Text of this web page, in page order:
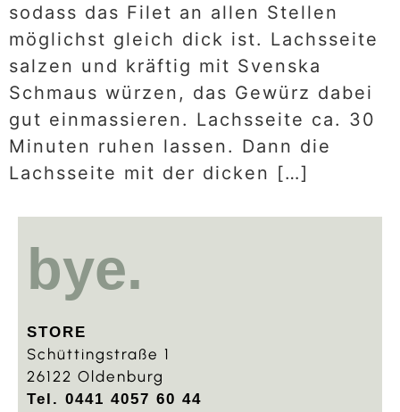
sodass das Filet an allen Stellen
möglichst gleich dick ist. Lachsseite
salzen und kräftig mit Svenska
Schmaus würzen, das Gewürz dabei
gut einmassieren. Lachsseite ca. 30
Minuten ruhen lassen. Dann die
Lachsseite mit der dicken […]
bye.
STORE
Schüttingstraße 1
26122 Oldenburg
Tel. 0441 4057 60 44